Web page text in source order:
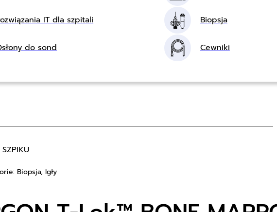
IT dla szpitali Biopsja
do sond Cewniki
Biopsja, Igły